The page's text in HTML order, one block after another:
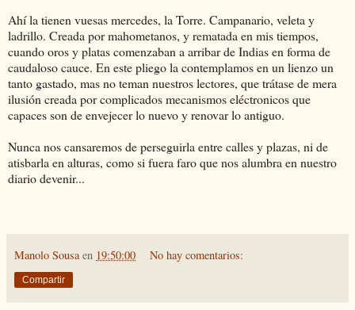
Ahí la tienen vuesas mercedes, la Torre. Campanario, veleta y
ladrillo. Creada por mahometanos, y rematada en mis tiempos,
cuando oros y platas comenzaban a arribar de Indias en forma de
caudaloso cauce. En este pliego la contemplamos en un lienzo un
tanto gastado, mas no teman nuestros lectores, que trátase de mera
ilusión creada por complicados mecanismos eléctronicos que
capaces son de envejecer lo nuevo y renovar lo antiguo.
Nunca nos cansaremos de perseguirla entre calles y plazas, ni de
atisbarla en alturas, como si fuera faro que nos alumbra en nuestro
diario devenir...
Manolo Sousa en 19:50:00 No hay comentarios:
Compartir